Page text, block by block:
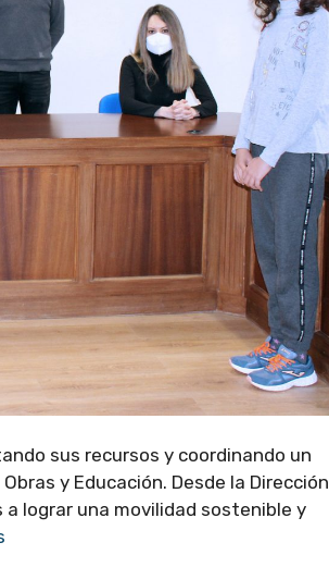
sus recursos y coordinando un
y Educación. Desde la Dirección
lograr una movilidad sostenible y